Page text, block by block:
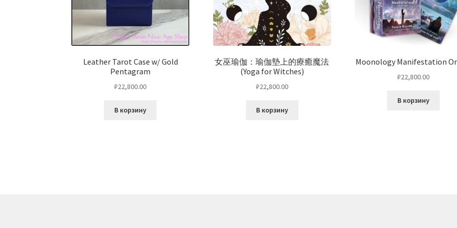
Leather Tarot Case w/ Gold
Pentagram
₽22,800.00
В корзину
女巫瑜伽：瑜伽墊上的療癒魔法
(Yoga for Witches)
₽22,800.00
В корзину
Moonology Manifestation
₽22,800.00
В корзину